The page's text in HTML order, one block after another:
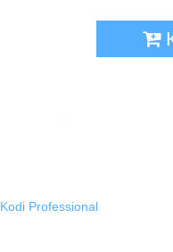
Kodi Professional